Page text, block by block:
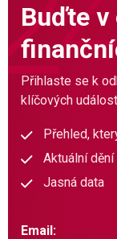
Buďte v
Přihlaste se k
klíčových
Přehled,
Aktuální dění
Jasná data
Email: